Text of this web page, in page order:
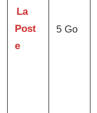
La
Post
e
5 Go